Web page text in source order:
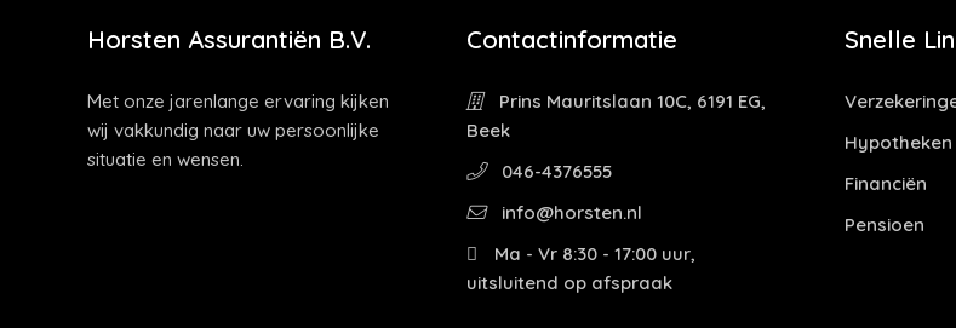
Horsten Assurantiën B.V.
Met onze jarenlange ervaring kijken
wij vakkundig naar uw persoonlijke
situatie en wensen.
Contactinformatie
Prins Mauritslaan 10C, 6191 EG,
Beek
046-4376555
info@horsten.nl
Ma - Vr 8:30 - 17:00 uur,
uitsluitend op afspraak
Snelle
Hypotheken
Financiën
Pensioen